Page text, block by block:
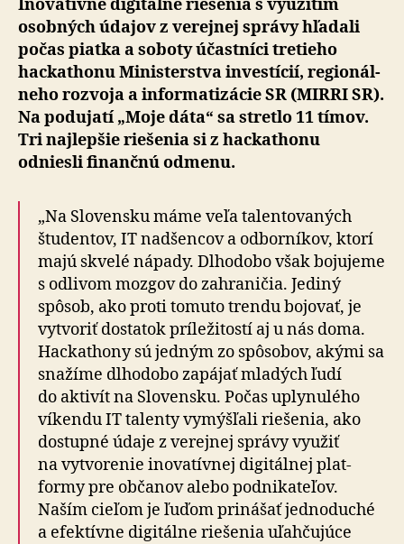
Inovatívne digitálne riešenia s vy­u­ži­tím
osobných údajov z ve­rej­nej správy hľadali
počas piatka a so­bo­ty účastníci tretieho
hackathonu Ministerstva investícií, re­gio­nál­
ne­ho roz­vo­ja a in­for­ma­ti­zá­cie SR (MIRRI SR).
Na podujatí „Moje dáta“ sa stretlo 11 tímov.
Tri naj­lep­šie riešenia si z hackathonu
odniesli finančnú odmenu.
„Na Slovensku máme veľa talentovaných
študentov, IT nadšencov a od­bor­ní­kov, ktorí
majú skvelé nápady. Dlho­dobo však bojujeme
s od­li­vom mozgov do za­hra­ni­čia. Jediný
spôsob, ako proti tomuto trendu bojovať, je
vytvoriť dostatok prí­le­ži­tostí aj u nás doma.
Hackathony sú jedným zo spôsobov, akými sa
snažíme dlho­dobo zapájať mladých ľudí
do aktivít na Slo­ven­sku. Počas uplynulého
víkendu IT talenty vymýšľali riešenia, ako
dostupné údaje z ve­rej­nej správy využiť
na vy­tvo­re­nie inovatívnej digitálnej plat­
formy pre ob­ča­nov alebo pod­ni­ka­te­ľov.
Naším cieľom je ľuďom prinášať jedno­duché
a efektívne digitálne riešenia uľahčujúce